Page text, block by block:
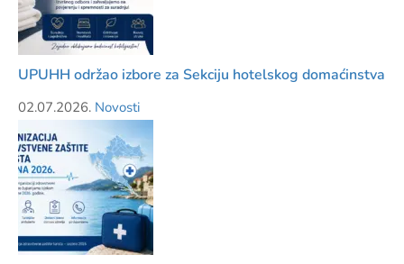
UPUHH održao izbore za Sekciju hotelskog domaćinstva
02.07.2026. Novosti